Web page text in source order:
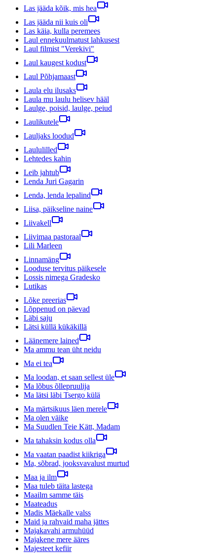
Las jääda kõik, mis hea
Las jääda nii kuis oli
Las käia, kulla peremees
Laul ennekuulmatust lahkusest
Laul filmist "Verekivi"
Laul kaugest kodust
Laul Põhjamaast
Laula elu ilusaks
Laula mu laulu helisev hääl
Laulge, poisid, laulge, peiud
Laulikutele
Lauljaks loodud
Laululilled
Lehtedes kahin
Leib jahtub
Lenda Juri Gagarin
Lenda, lenda lepalind
Liisa, päikseline naine
Liivakell
Liivimaa pastoraal
Lili Marleen
Linnamäng
Looduse tervitus päikesele
Lossis nimega Gradesko
Lutikas
Lõke preerias
Lõppenud on päevad
Läbi saju
Lätsi küllä kükäkillä
Läänemere lained
Ma ammu tean üht neidu
Ma ei tea
Ma loodan, et saan sellest üle
Ma lõbus õllepruulija
Ma lätsi läbi Tsergo külä
Ma märtsikuus läen merele
Ma olen väike
Ma Suudlen Teie Kätt, Madam
Ma tahaksin kodus olla
Ma vaatan paadist kiikriga
Ma, sõbrad, jooksvavalust murtud
Maa ja ilm
Maa tuleb täita lastega
Maailm samme täis
Maateadus
Madis Mäekalle valss
Maid ja rahvaid maha jättes
Majakavahi armuhüüd
Majakene mere ääres
Majesteet kefiir